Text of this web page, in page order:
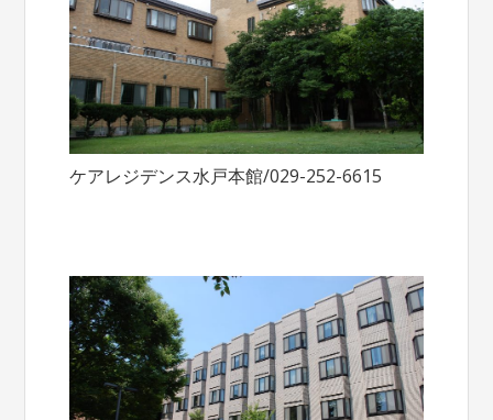
ケアレジデンス水戸本館/029-252-6615